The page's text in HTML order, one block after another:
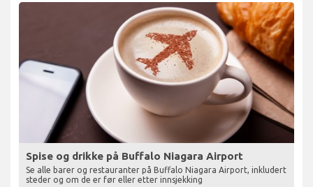
Spise og drikke på Buffalo Niagara Airport
Se alle barer og restauranter på Buffalo Niagara Airport, inkludert
steder og om de er før eller etter innsjekking